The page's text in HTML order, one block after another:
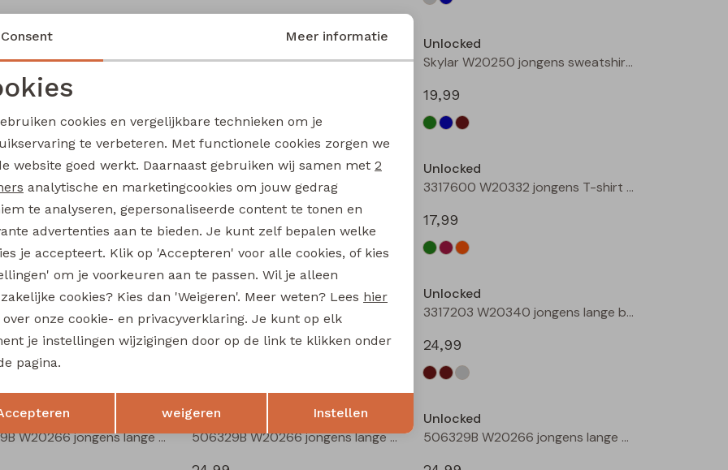
3317101 W20314 jongens buiten jack Bruin
3317101 W20314 jongens buiten jack Bottle
Unlocked
Skylar W20250 jongens sweatshirt Groen licht
19,99
Skylar W20250 jongens sweatshirt Bruin
Unlocked
Unlocked
3317600 W20332 jongens T-shirt lm Wijnrood
17,99
Unlocked
24,99
Unlocked
3317203 W20340 jongens lange broek Camel
24,99
506329B W20266 jongens lange broek Denim grey
Unlocked
506329B W20266 jongens lange broek Denim black
Unlocked
506329B W20266 jongens lange broek Denim darkwashed
cookies
cookies Marketing cookies
Terug Opslaan
Consent Meer informatie
cookies en vergelijkbare technieken om je
te verbeteren. Met functionele cookies zorgen we
website goed werkt. Daarnaast gebruiken wij samen met 2
analytische en marketingcookies om jouw gedrag
te analyseren, gepersonaliseerde content te tonen en
advertenties aan te bieden. Je kunt zelf bepalen welke
je accepteert. Klik op 'Accepteren' voor alle cookies, of kies
om je voorkeuren aan te passen. Wil je alleen
cookies? Kies dan 'Weigeren'. Meer weten? Lees hier
over onze cookie- en privacyverklaring. Je kunt op elk
je instellingen wijzigingen door op de link te klikken onder
pagina.
weigeren Instellen